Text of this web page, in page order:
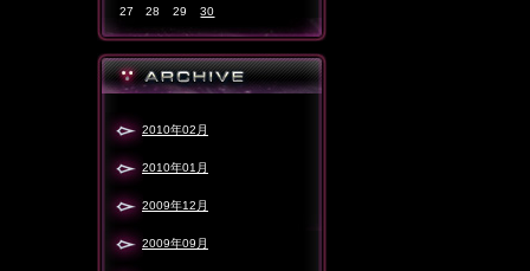
27
28 29 30
2010年02月
2010年01月
2009年12月
2009年09月